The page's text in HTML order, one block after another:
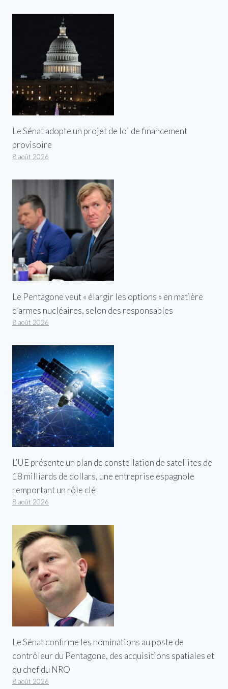
Le Sénat adopte un projet de loi de financement
provisoire
8 août 2026
Le Pentagone veut « élargir les options » en matière
d’armes nucléaires, selon des responsables
8 août 2026
L’UE présente un plan de constellation de satellites de
18 milliards de dollars, une entreprise espagnole
remportant un rôle clé
8 août 2026
Le Sénat confirme les nominations au poste de
contrôleur du Pentagone, des acquisitions spatiales et
du chef du NRO
8 août 2026